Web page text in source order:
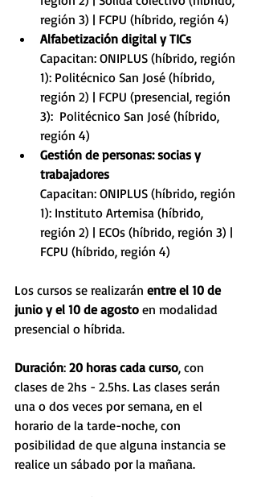
región 3) | FCPU (híbrido, región 4)
Alfabetización digital y TICs
Capacitan: ONIPLUS (híbrido, región
1): Politécnico San José (híbrido,
región 2) | FCPU (presencial, región
3):  Politécnico San José (híbrido,
región 4)
Gestión de personas: socias y
trabajadores
Capacitan: ONIPLUS (híbrido, región
1): Instituto Artemisa (híbrido,
región 2) | ECOs (híbrido, región 3) |
FCPU (híbrido, región 4)
Los cursos se realizarán entre el 10 de
junio y el 10 de agosto en modalidad
presencial o híbrida.
Duración: 20 horas cada curso, con
clases de 2hs - 2.5hs. Las clases serán
una o dos veces por semana, en el
horario de la tarde-noche, con
posibilidad de que alguna instancia se
realice un sábado por la mañana.